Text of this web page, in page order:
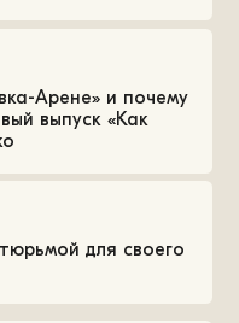
Арене» и почему
выпуск «Как
для своего